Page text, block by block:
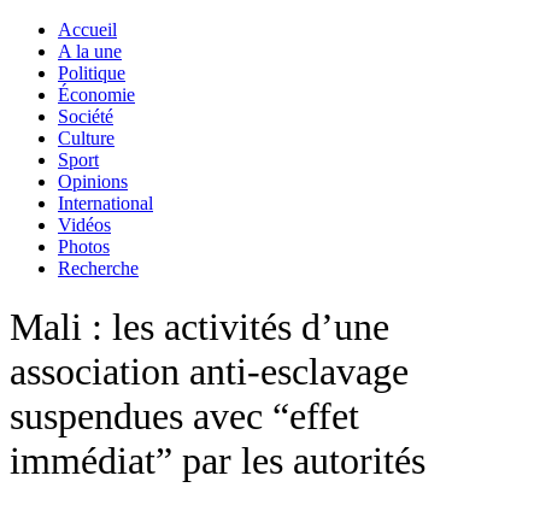
Accueil
A la une
Politique
Économie
Société
Culture
Sport
Opinions
International
Vidéos
Photos
Recherche
Mali : les activités d’une
association anti-esclavage
suspendues avec “effet
immédiat” par les autorités